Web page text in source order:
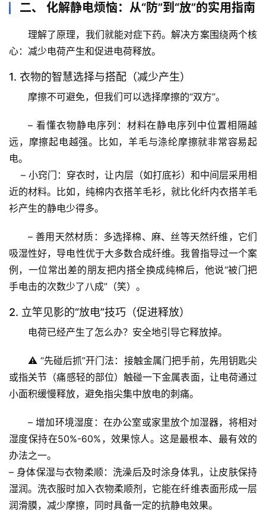
页
专
题
列
然
万
人
体
奥
秘
二、 化解静电烦恼：从“防”到“放”的实用指南
理解了原理，我们就能对症下药。解决方案围绕两个核
心： 减少电荷产生和促进电荷释放。
1. 衣物的智慧选择与搭配（减少产生）
摩擦不可避免，但我们可以选择摩擦的“双方”。
– 看懂衣物静电序列 ：材料在静电序列中位置相隔越
远，摩擦起电越强。比如， 羊毛与涤纶摩擦就非常容易起
电。
    –
小窍门 ：穿衣时，让内层（如打底衫）和中间层采用相
近的材料。比如，纯棉内衣搭羊毛衫，就比化纤内衣搭羊毛
衫产生的静电少得多。
– 善用天然材质 ：多选择棉、麻、丝等天然纤维，它们
吸湿性好，导电性优于大多数合成纤维。我曾指导过一个案
例，一位常出差的朋友把内搭全换成纯棉后，他说“被门把
手电击的次数少了八成”（笑）。
2. 立竿见影的“放电”技巧（促进释放）
电荷已经产生了怎么办？安全地引导它释放掉。
⚠️ “先碰后抓”开门法 ：接触金属门把手前，先用钥匙尖
或指关节 （痛感轻的部位）触碰一下金属表面，让电荷通过
小面积缓慢释放，避免指尖集中放电的刺痛。
– 增加环境湿度 ：在办公室或家里放个加湿器，将相对
湿度保持在50%-60% ，效果惊人。这是最根本、最有效的
办法之一。
– 身体保湿与衣物柔顺：洗澡后及时涂身体乳，让皮肤保持
湿润。洗衣服时加入衣物柔顺剂 ，它能在纤维表面形成一层
润滑膜，减少摩擦，同时具备一定的抗静电效果。